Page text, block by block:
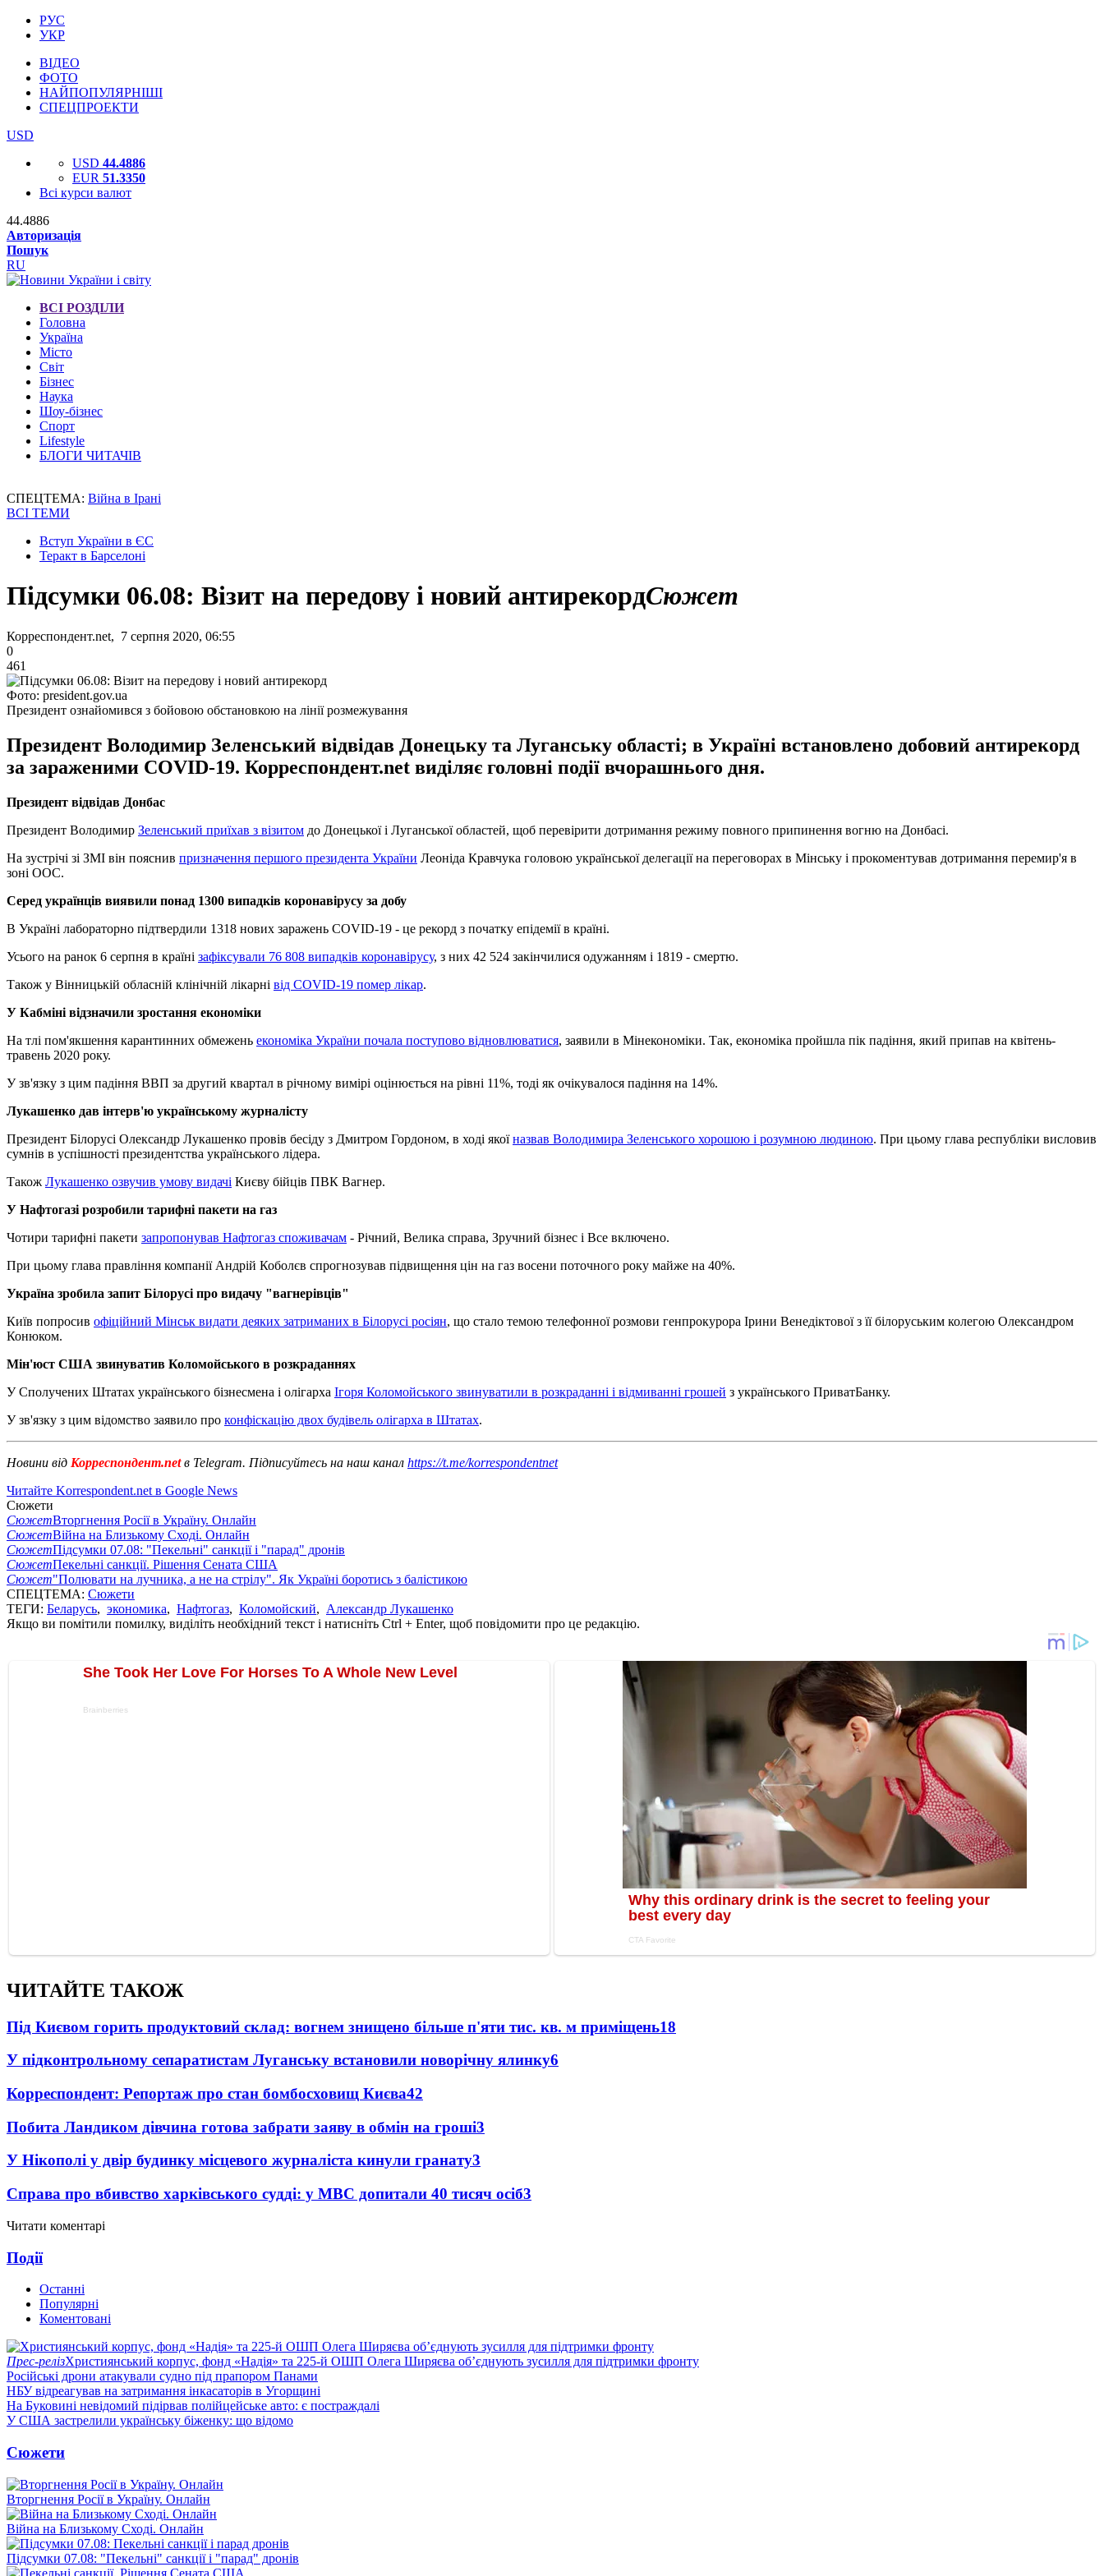
РУС
УКР
ВІДЕО
ФОТО
НАЙПОПУЛЯРНІШІ
СПЕЦПРОЕКТИ
USD
USD 44.4886
EUR 51.3350
Всі курси валют
44.4886
Авторизація
Пошук
RU
ВСІ РОЗДІЛИ
Головна
Україна
Місто
Світ
Бізнес
Наука
Шоу-бізнес
Спорт
Lifestyle
БЛОГИ ЧИТАЧІВ
СПЕЦТЕМА: Війна в Ірані
ВСІ ТЕМИ
Вступ України в ЄС
Теракт в Барселоні
Підсумки 06.08: Візит на передову і новий антирекордСюжет
Корреспондент.net, 7 серпня 2020, 06:55
0
461
Фото: president.gov.ua
Президент ознайомився з бойовою обстановкою на лінії розмежування
Президент Володимир Зеленський відвідав Донецьку та Луганську області; в Україні встановлено добовий антирекорд
за зараженими COVID-19. Корреспондент.net виділяє головні події вчорашнього дня.
Президент відвідав Донбас
Президент Володимир Зеленський приїхав з візитом до Донецької і Луганської областей, щоб перевірити дотримання режиму повного припинення вогню на Донбасі.
На зустрічі зі ЗМІ він пояснив призначення першого президента України Леоніда Кравчука головою української делегації на переговорах в Мінську і прокоментував дотримання перемир'я в
зоні ООС.
Серед українців виявили понад 1300 випадків коронавірусу за добу
В Україні лабораторно підтвердили 1318 нових заражень COVID-19 - це рекорд з початку епідемії в країні.
Усього на ранок 6 серпня в країні зафіксували 76 808 випадків коронавірусу, з них 42 524 закінчилися одужанням і 1819 - смертю.
Також у Вінницькій обласній клінічній лікарні від COVID-19 помер лікар.
У Кабміні відзначили зростання економіки
На тлі пом'якшення карантинних обмежень економіка України почала поступово відновлюватися, заявили в Мінекономіки. Так, економіка пройшла пік падіння, який припав на квітень-
травень 2020 року.
У зв'язку з цим падіння ВВП за другий квартал в річному вимірі оцінюється на рівні 11%, тоді як очікувалося падіння на 14%.
Лукашенко дав інтерв'ю українському журналісту
Президент Білорусі Олександр Лукашенко провів бесіду з Дмитром Гордоном, в ході якоїназвав Володимира Зеленського хорошою і розумною людиною. При цьому глава республіки висловив
сумнів в успішності президентства українського лідера.
Також Лукашенко озвучив умову видачі Києву бійців ПВК Вагнер.
У Нафтогазі розробили тарифні пакети на газ
Чотири тарифні пакети запропонував Нафтогаз споживачам - Річний, Велика справа, Зручний бізнес і Все включено.
При цьому глава правління компанії Андрій Коболєв спрогнозував підвищення цін на газ восени поточного року майже на 40%.
Україна зробила запит Білорусі про видачу "вагнерівців"
Київ попросив офіційний Мінськ видати деяких затриманих в Білорусі росіян, що стало темою телефонної розмови генпрокурора Ірини Венедіктової з її білоруським колегою Олександром
Конюком.
Мін'юст США звинуватив Коломойського в розкраданнях
У Сполучених Штатах українського бізнесмена і олігарха Ігоря Коломойського звинуватили в розкраданні і відмиванні грошей з українського ПриватБанку.
У зв'язку з цим відомство заявило про конфіскацію двох будівель олігарха в Штатах.
Новини від Корреспондент.netв Telegram. Підписуйтесь на наш канал https://t.me/korrespondentnet
Читайте Korrespondent.net в Google News
Сюжети
СюжетВторгнення Росії в Україну. Онлайн
СюжетВійна на Близькому Сході. Онлайн
СюжетПідсумки 07.08: "Пекельні" санкції і "парад" дронів
СюжетПекельні санкції. Рішення Сената США
Сюжет"Полювати на лучника, а не на стрілу". Як Україні боротись з балістикою
СПЕЦТЕМА: Сюжети
ТЕГИ: Беларусь, экономика, Нафтогаз, Коломойский, Александр Лукашенко
Якщо ви помітили помилку, виділіть необхідний текст і натисніть Ctrl + Enter, щоб повідомити про це редакцію.
ЧИТАЙТЕ ТАКОЖ
Під Києвом горить продуктовий склад: вогнем знищено більше п'яти тис. кв. м приміщень18
У підконтрольному сепаратистам Луганську встановили новорічну ялинку6
Корреспондент: Репортаж про стан бомбосховищ Києва42
Побита Ландиком дівчина готова забрати заяву в обмін на гроші3
У Нікополі у двір будинку місцевого журналіста кинули гранату3
Справа про вбивство харківського судді: у МВС допитали 40 тисяч осіб3
Читати коментарі
Події
Останні
Популярні
Коментовані
Прес-релізХристиянський корпус, фонд «Надія» та 225-й ОШП Олега Ширяєва об’єднують зусилля для підтримки фронту
Російські дрони атакували судно під прапором Панами
НБУ відреагував на затримання інкасаторів в Угорщині
На Буковині невідомий підірвав полійцейське авто: є постраждалі
У США застрелили українську біженку: що відомо
Сюжети
Вторгнення Росії в Україну. Онлайн
Війна на Близькому Сході. Онлайн
Підсумки 07.08: "Пекельні" санкції і "парад" дронів